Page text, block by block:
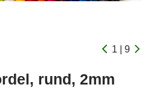
1 | 9
rund, 2mm